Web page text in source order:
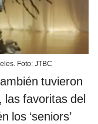
Foto: JTBC
tuvieron
las favoritas del
los ‘seniors’